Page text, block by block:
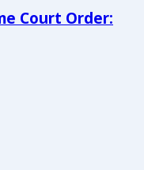
Court Order: